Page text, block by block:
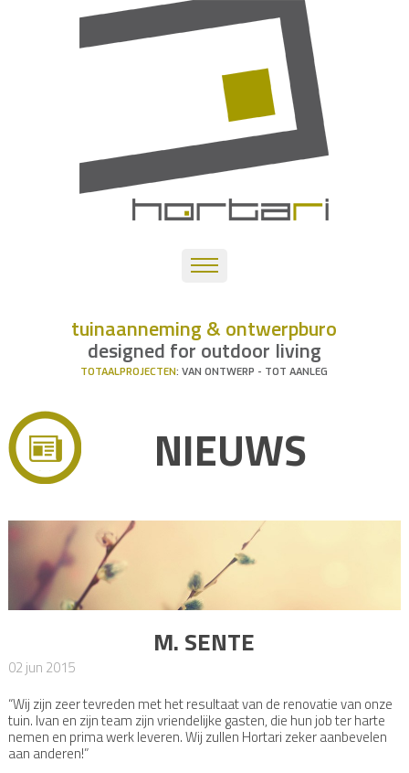
tuinaanneming & ontwerpburo
designed for outdoor living
TOTAALPROJECTEN: VAN ONTWERP - TOT AANLEG
NIEUWS
M. SENTE
02 jun 2015
“Wij zijn zeer tevreden met het resultaat van de renovatie van onze
tuin. Ivan en zijn team zijn vriendelijke gasten, die hun job ter harte
nemen en prima werk leveren. Wij zullen Hortari zeker aanbevelen
aan anderen!”